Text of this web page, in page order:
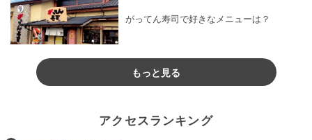
がってん寿司で好きなメニューは？
もっと見る
アクセスランキング